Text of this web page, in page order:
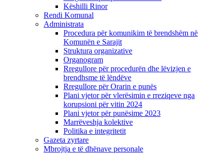
Këshilli Rinor
Rendi Komunal
Administrata
Procedura për komunikim të brendshëm në
Komunën e Sarajit
Struktura organizative
Organogram
Rregullore për procedurën dhe lëvizjen e
brendhsme të lëndëve
Rregullore për Orarin e punës
Plani vjetor për vlerësimin e rreziqeve nga
korupsioni për vitin 2024
Plani vjetor për punësime 2023
Marrëveshja kolektive
Politika e integritetit
Gazeta zyrtare
Mbrojtja e të dhënave personale